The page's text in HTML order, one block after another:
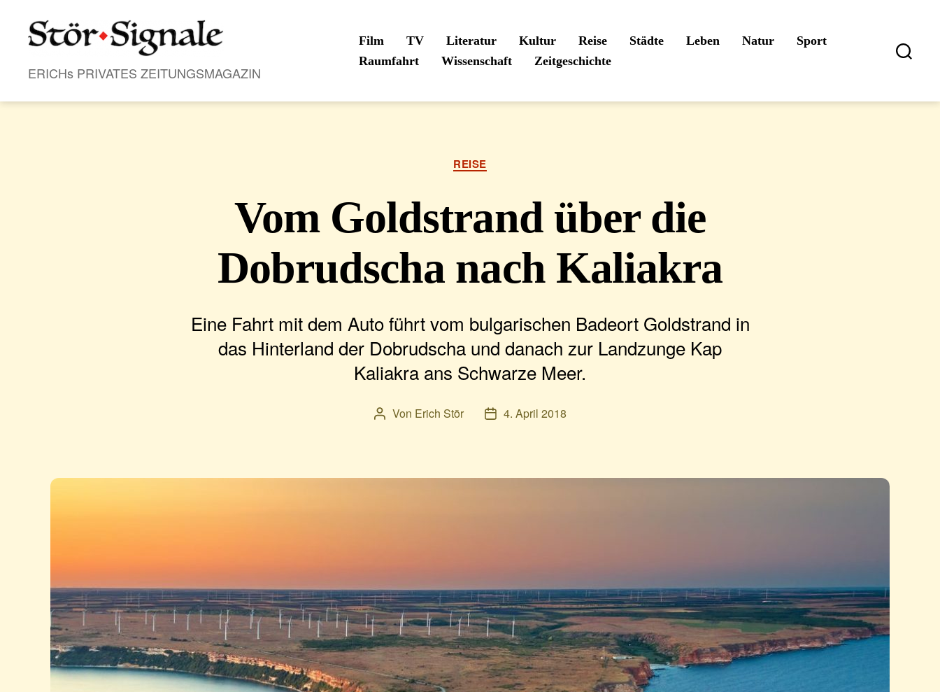
ERICHs PRIVATES ZEITUNGSMAGAZIN
Film TV Literatur Kultur Reise Städte Leben Natur
Sport
Raumfahrt
Wissenschaft Zeitgeschichte
Kategorien
REISE
Vom Goldstrand über die
Dobrudscha nach Kaliakra
Eine Fahrt mit dem Auto führt vom bulgarischen Badeort Goldstrand in
das Hinterland der Dobrudscha und danach zur Landzunge Kap
Kaliakra ans Schwarze Meer.
Beitragsautor
Von Erich Stör Veröffentlichungsdatum
4. April 2018